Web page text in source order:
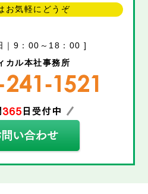
お気軽にどうぞ
｜9：00～18：00 ]
カル本社事務所